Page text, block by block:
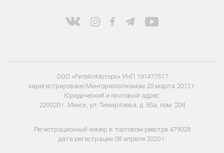
ООО «РитейлМоторс» УНП 191477517
зарегистрировано Мингорисполкомом 20 марта 2012 г.
Юридический и почтовый адрес:
220020 г. Минск, ул. Тимирязева, д. 85а, пом. 204
Регистрационный номер в торговом реестре 479028
дата регистрации 08 апреля 2020 г.